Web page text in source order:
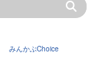
みんかぶChoice